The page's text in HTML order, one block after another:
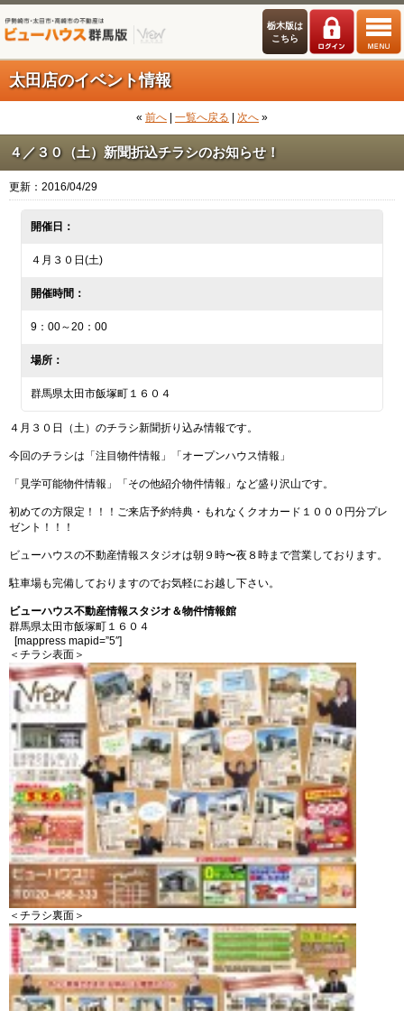
栃木版は
こちら
太田店のイベント情報
« 前へ 一覧へ戻る 次へ »
４／３０（土）新聞折込チラシのお知らせ！
更新：2016/04/29
開催日：
４月３０日(土)
開催時間：
9：00～20：00
場所：
群馬県太田市飯塚町１６０４
４月３０日（土）のチラシ新聞折り込み情報です。
今回のチラシは「注目物件情報」「オープンハウス情報」
「見学可能物件情報」「その他紹介物件情報」など盛り沢山です。
初めての方限定！！！ご来店予約特典・もれなくクオカード１０００円分プレ
ゼント！！！
ビューハウスの不動産情報スタジオは朝９時〜夜８時まで営業しております。
駐車場も完備しておりますのでお気軽にお越し下さい。
ビューハウス不動産情報スタジオ＆物件情報館
群馬県太田市飯塚町１６０４
[mappress mapid=”5″]
＜チラシ表面＞
＜チラシ裏面＞